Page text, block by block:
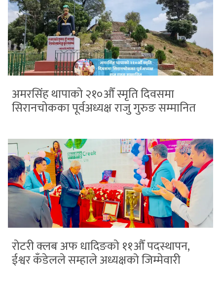
अमरसिंह थापाको २१०औँ स्मृति दिवसमा
सिरानचोकका पूर्वअध्यक्ष राजु गुरुङ सम्मानित
रोटरी क्लब अफ धादिङको ११औँ पदस्थापन,
ईश्वर कँडेलले सम्हाले अध्यक्षको जिम्मेवारी